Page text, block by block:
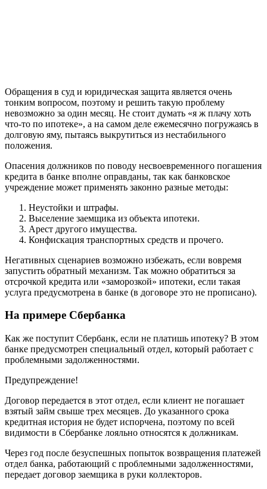
Обращения в суд и юридическая защита является очень
тонким вопросом, поэтому и решить такую проблему
невозможно за один месяц. Не стоит думать «я ж плачу хоть
что-то по ипотеке», а на самом деле ежемесячно погружаясь в
долговую яму, пытаясь выкрутиться из нестабильного
положения.
Опасения должников по поводу несвоевременного погашения
кредита в банке вполне оправданы, так как банковское
учреждение может применять законно разные методы:
Неустойки и штрафы.
Выселение заемщика из объекта ипотеки.
Арест другого имущества.
Конфискация транспортных средств и прочего.
Негативных сценариев возможно избежать, если вовремя
запустить обратный механизм. Так можно обратиться за
отсрочкой кредита или «заморозкой» ипотеки, если такая
услуга предусмотрена в банке (в договоре это не прописано).
На примере Сбербанка
Как же поступит Сбербанк, если не платишь ипотеку? В этом
банке предусмотрен специальный отдел, который работает с
проблемными задолженностями.
Предупреждение!
Договор передается в этот отдел, если клиент не погашает
взятый займ свыше трех месяцев. До указанного срока
кредитная история не будет испорчена, поэтому по всей
видимости в Сбербанке лояльно относятся к должникам.
Через год после безуспешных попыток возвращения платежей
отдел банка, работающий с проблемными задолженностями,
передает договор заемщика в руки коллекторов.